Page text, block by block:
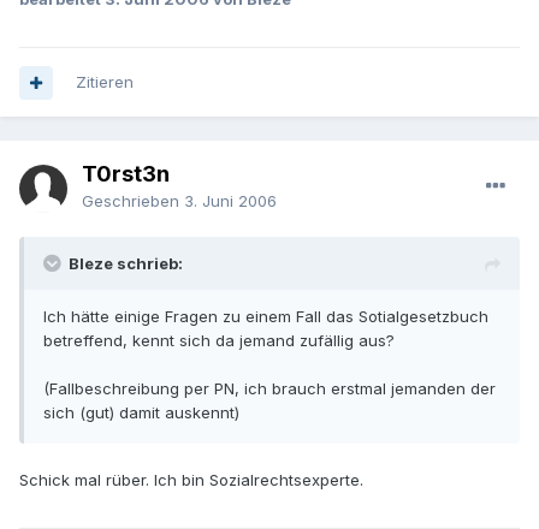
Zitieren
T0rst3n
Geschrieben 3. Juni 2006
Bleze schrieb:
Ich hätte einige Fragen zu einem Fall das Sotialgesetzbuch
betreffend, kennt sich da jemand zufällig aus?
(Fallbeschreibung per PN, ich brauch erstmal jemanden der
sich (gut) damit auskennt)
Schick mal rüber. Ich bin Sozialrechtsexperte.